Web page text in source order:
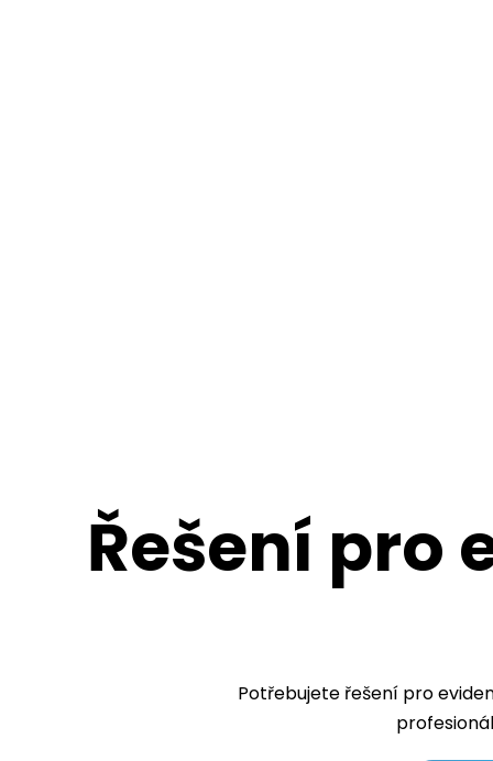
Řešení pro
Potřebujete řešení pro